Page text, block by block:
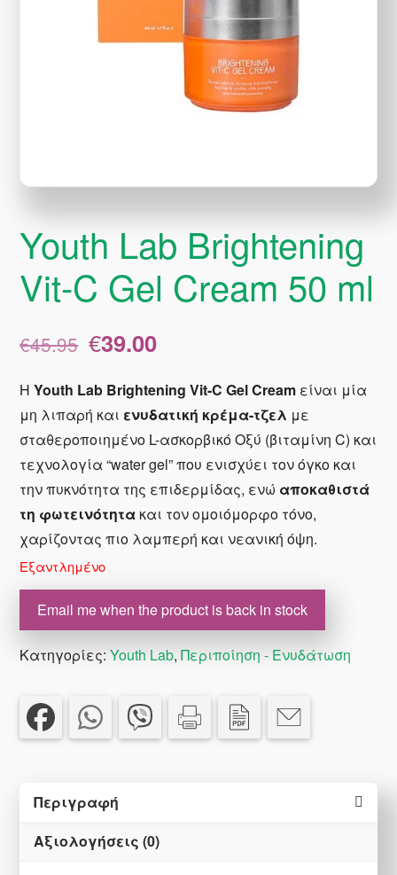
Youth Lab Brightening
Vit-C Gel Cream 50 ml
€45.95 Original
price
€45.95.
€39.00
είναι:
€39.00.
ΗYouth Lab Brightening Vit-C Gel Cream είναι μία
μη λιπαρή και ενυδατική κρέμα-τζελ με
σταθεροποιημένo L-ασκορβικό Οξύ (βιταμίνη C) και
τεχνολογία “water gel” που ενισχύει τον όγκο και
την πυκνότητα της επιδερμίδας, ενώ αποκαθιστά
τη φωτεινότητα και τον ομοιόμορφο τόνο,
χαρίζοντας πιο λαμπερή και νεανική όψη.
Εξαντλημένο
Email me when the product is back in stock
Κατηγορίες:Youth Lab,Περιποίηση - Ενυδάτωση
Περιγραφή
Αξιολογήσεις (0)